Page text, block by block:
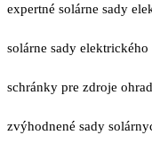
expertné solárne sady
solárne sady
schránky pre zdroje
zvýhodnené sady